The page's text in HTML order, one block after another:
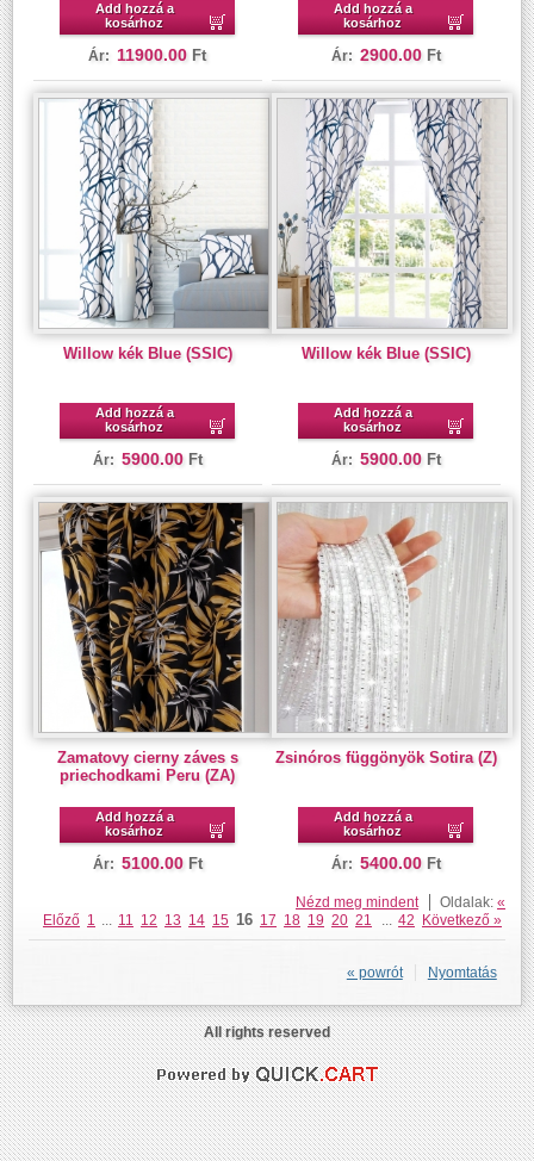
Add hozzá a
kosárhoz
Ár: 11900.00 Ft
Add hozzá a
kosárhoz
Ár: 2900.00 Ft
Willow kék Blue (SSIC)
Add hozzá a
kosárhoz
Ár: 5900.00 Ft
Willow kék Blue (SSIC)
Add hozzá a
kosárhoz
Ár: 5900.00 Ft
Zamatovy cierny záves s
priechodkami Peru (ZA)
Add hozzá a
kosárhoz
Ár: 5100.00 Ft
Zsinóros függönyök Sotira (Z)
Add hozzá a
kosárhoz
Ár: 5400.00 Ft
Nézd meg mindent Oldalak: «
Előző 1 ... 11 12 13 14 15 16 17 18 19 20 21 ... 42 Következő »
Nyomtatás
« powrót
All rights reserved